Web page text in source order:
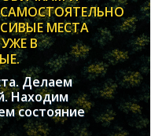
МЕСТА
В
Делаем
Находим
состояние